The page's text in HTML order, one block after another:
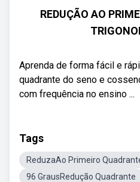
REDUÇÃO AO
Aprenda de forma fácil e
quadrante do seno e
com frequência no ensino ...
Tags
ReduzaAo Primeiro
96 GrausRedução Quadrante